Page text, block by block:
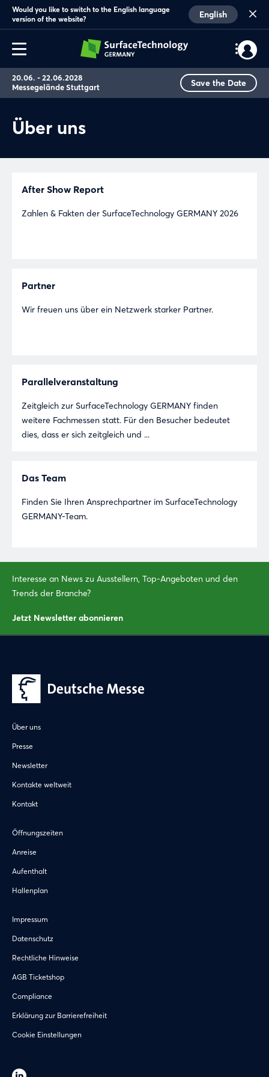
20.06. - 22.06.2028
Messegelände Stuttgart
Save the Date
Would you like to switch to the English language
version of the website?
English
Über uns
After Show Report
Zahlen & Fakten der SurfaceTechnology GERMANY 2026
Partner
Wir freuen uns über ein Netzwerk starker Partner.
Parallelveranstaltung
Zeitgleich zur SurfaceTechnology GERMANY finden
weitere Fachmessen statt. Für den Besucher bedeutet
dies, dass er sich zeitgleich und ...
Das Team
Finden Sie Ihren Ansprechpartner im SurfaceTechnology
GERMANY-Team.
Interesse an News zu Ausstellern, Top-Angeboten und den
Trends der Branche?
Jetzt Newsletter abonnieren
Über uns
Presse
Newsletter
Kontakte weltweit
Kontakt
Öffnungszeiten
Anreise
Aufenthalt
Hallenplan
Impressum
Datenschutz
Rechtliche Hinweise
AGB Ticketshop
Compliance
Erklärung zur Barrierefreiheit
Cookie Einstellungen
Passwort vergessen?